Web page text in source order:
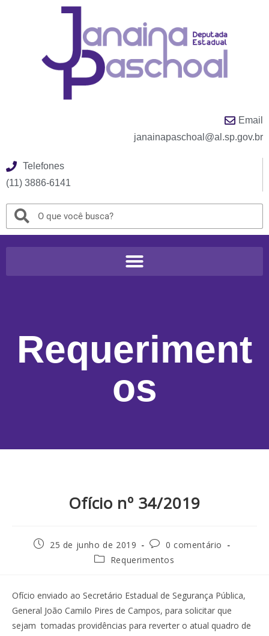
Email
janainapaschoal@al.sp.gov.br
Telefones
(11) 3886-6141
Requeriment
os
Ofício nº 34/2019
25 de junho de 2019
0 comentário
Requerimentos
Ofício enviado ao Secretário Estadual de Segurança Pública,
General João Camilo Pires de Campos, para solicitar que
sejam tomadas providências para reverter o atual quadro de